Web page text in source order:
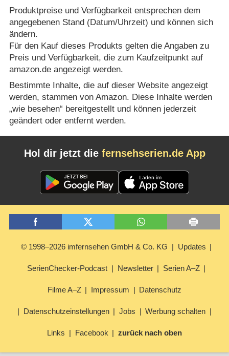
Produktpreise und Verfügbarkeit entsprechen dem
angegebenen Stand (Datum/Uhrzeit) und können sich
ändern.
Für den Kauf dieses Produkts gelten die Angaben zu
Preis und Verfügbarkeit, die zum Kaufzeitpunkt auf
amazon.de angezeigt werden.
Bestimmte Inhalte, die auf dieser Website angezeigt
werden, stammen von Amazon. Diese Inhalte werden
„wie besehen“ bereitgestellt und können jederzeit
geändert oder entfernt werden.
Hol dir jetzt die fernsehserien.de App
© 1998–2026 imfernsehen GmbH & Co. KG Updates
SerienChecker-Podcast Newsletter Serien A–Z
Filme A–Z Impressum Datenschutz
Datenschutzeinstellungen Jobs Werbung schalten
Links Facebook zurück nach oben